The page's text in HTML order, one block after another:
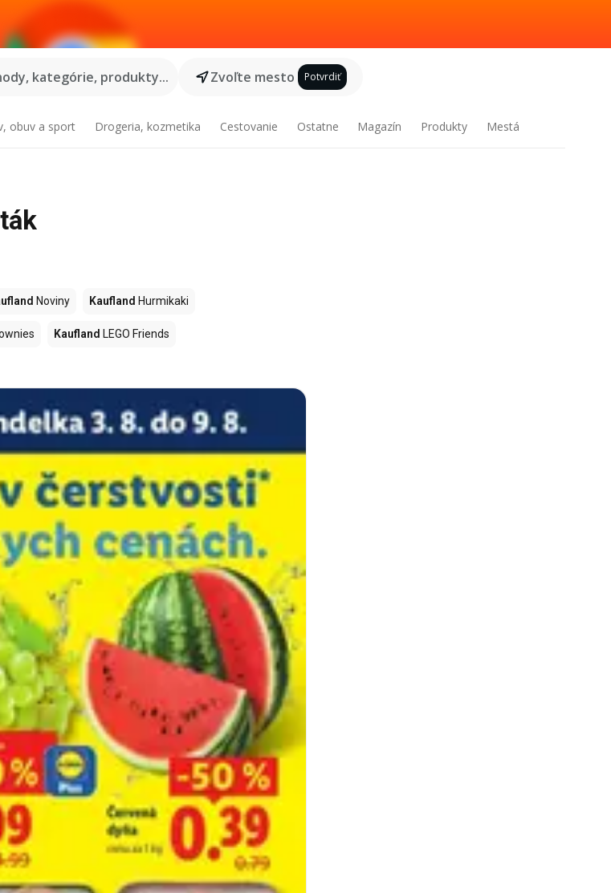
kategórie, produkty...
Zvoľte mesto Potvrdiť
obuv a sport Drogeria, kozmetika Cestovanie Ostatne Magazín Produkty Mestá
Noviny Kaufland Hurmikaki
Kaufland LEGO Friends